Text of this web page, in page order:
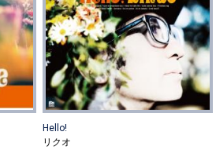
Hello!
リクオ